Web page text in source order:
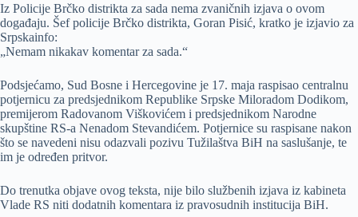
Iz Policije Brčko distrikta za sada nema zvaničnih izjava o ovom
događaju. Šef policije Brčko distrikta, Goran Pisić, kratko je izjavio za
Srpskainfo:
„Nemam nikakav komentar za sada.“
Podsjećamo, Sud Bosne i Hercegovine je 17. maja raspisao centralnu
potjernicu za predsjednikom Republike Srpske Miloradom Dodikom,
premijerom Radovanom Viškovićem i predsjednikom Narodne
skupštine RS-a Nenadom Stevandićem. Potjernice su raspisane nakon
što se navedeni nisu odazvali pozivu Tužilaštva BiH na saslušanje, te
im je određen pritvor.
Do trenutka objave ovog teksta, nije bilo službenih izjava iz kabineta
Vlade RS niti dodatnih komentara iz pravosudnih institucija BiH.